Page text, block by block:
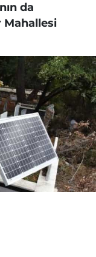
da
Mahallesi